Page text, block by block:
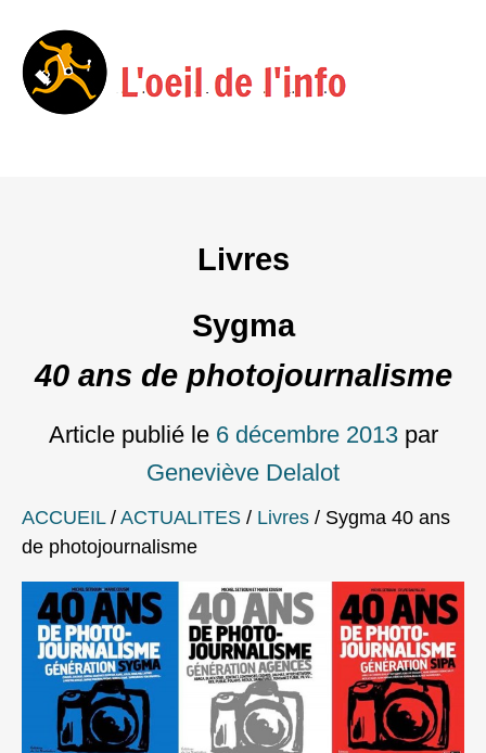
Livres
Sygma
40 ans de photojournalisme
Article publié le 6 décembre 2013 par
Geneviève Delalot
ACCUEIL/ ACTUALITES / Livres / Sygma 40 ans
de photojournalisme